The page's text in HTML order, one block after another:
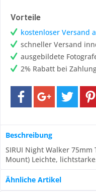
Vorteile
kostenloser Versand
schneller Versand
ausgebildete
2% Rabatt bei
Beschreibung
SIRUI Night Walker 75mm
Mount) Leichte,
Ähnliche Artikel